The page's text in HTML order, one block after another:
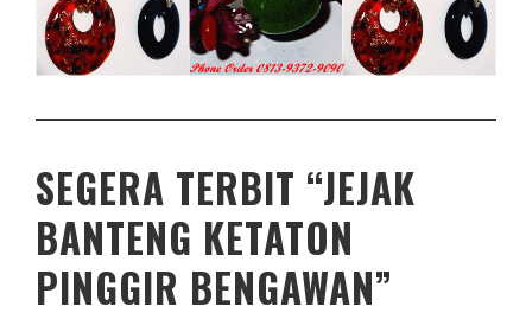
SEGERA TERBIT “JEJAK
BANTENG KETATON
PINGGIR BENGAWAN”